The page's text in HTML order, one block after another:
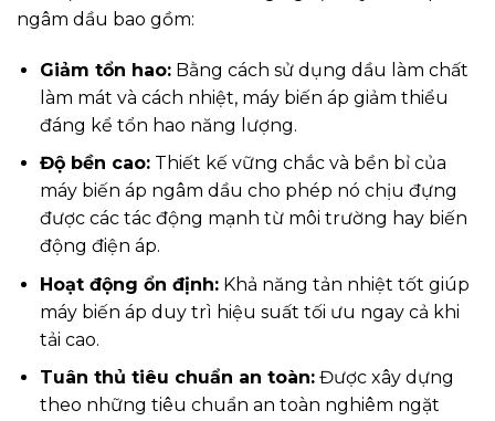
ngâm dầu bao gồm:
Giảm tổn hao:Bằng cách sử dụng dầu làm chất
làm mát và cách nhiệt, máy biến áp giảm thiểu
đáng kể tổn hao năng lượng.
Độ bền cao:Thiết kế vững chắc và bền bỉ của
máy biến áp ngâm dầu cho phép nó chịu đựng
được các tác động mạnh từ môi trường hay biến
động điện áp.
Hoạt động ổn định:Khả năng tản nhiệt tốt giúp
máy biến áp duy trì hiệu suất tối ưu ngay cả khi
tải cao.
Tuân thủ tiêu chuẩn an toàn:Được xây dựng
theo những tiêu chuẩn an toàn nghiêm ngặt